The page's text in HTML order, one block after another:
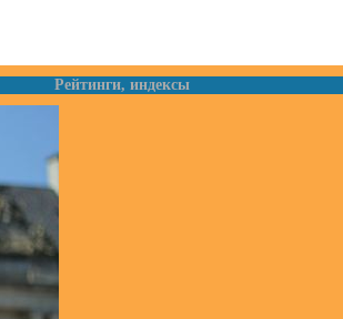
Рейтинги, индексы